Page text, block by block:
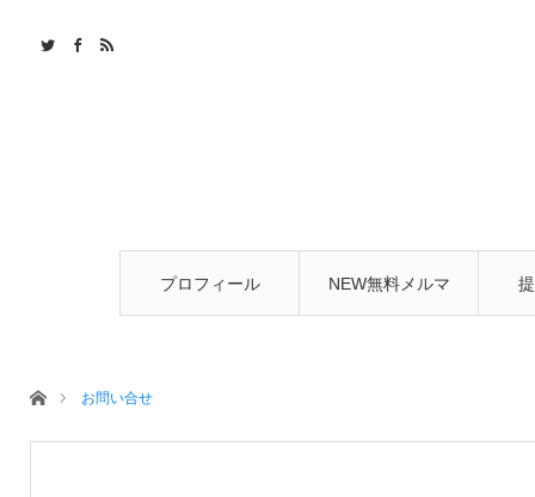
プロフィール NEW無料メルマ
ホームお問い合せ